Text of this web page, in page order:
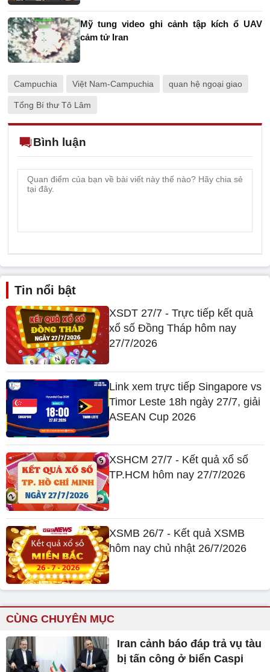
Mỹ tung video ghi cảnh tập kích ổ UAV
cảm tử Iran
Campuchia Việt Nam-Campuchia quan hệ ngoại giao
Tổng Bí thư Tô Lâm
Bình luận
Tin nổi bật
XSDT 27/7 - Trực tiếp kết quả
xổ số Đồng Tháp hôm nay
27/7/2026
Link xem trực tiếp Singapore vs
Timor Leste 18h ngày 27/7, giải
ASEAN Cup 2026
XSHCM 27/7 - Kết quả xổ số
TP.HCM hôm nay 27/7/2026
XSMB 26/7 - Kết quả XSMB
hôm nay chủ nhật 26/7/2026
CÙNG CHUYÊN MỤC
Iran cảnh báo đáp trả vụ tàu
bị tấn công ở biển Caspi